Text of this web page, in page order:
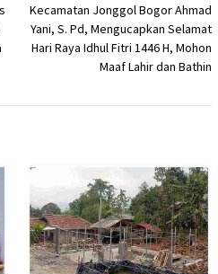
Kecamatan Jonggol Bogor Ahmad
Yani, S. Pd, Mengucapkan Selamat
Hari Raya Idhul Fitri 1446 H, Mohon
Maaf Lahir dan Bathin